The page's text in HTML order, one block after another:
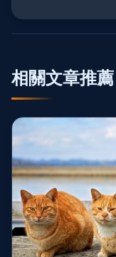
相關文章推薦